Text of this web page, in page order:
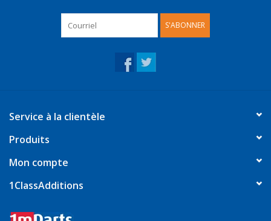
S'ABONNER
Service à la clientèle
Produits
Mon compte
1ClassAdditions